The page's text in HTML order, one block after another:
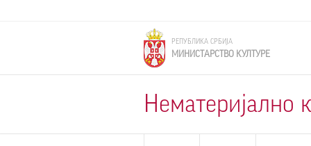
РЕПУБЛИКА СРБИЈА
МИНИСТАРСТВО КУЛТУРЕ
Нематеријално